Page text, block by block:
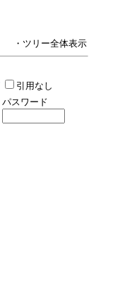
・ツリー全体表示
引用なし
パスワード